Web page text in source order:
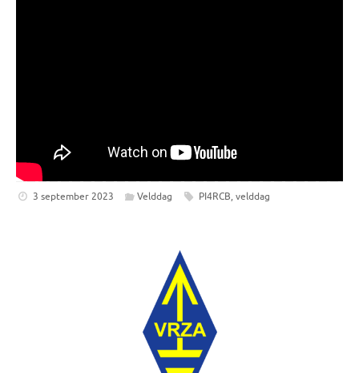
3 september 2023 Velddag PI4RCB, velddag